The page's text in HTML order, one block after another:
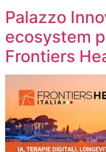
Palazzo
ecosystem
Frontiers